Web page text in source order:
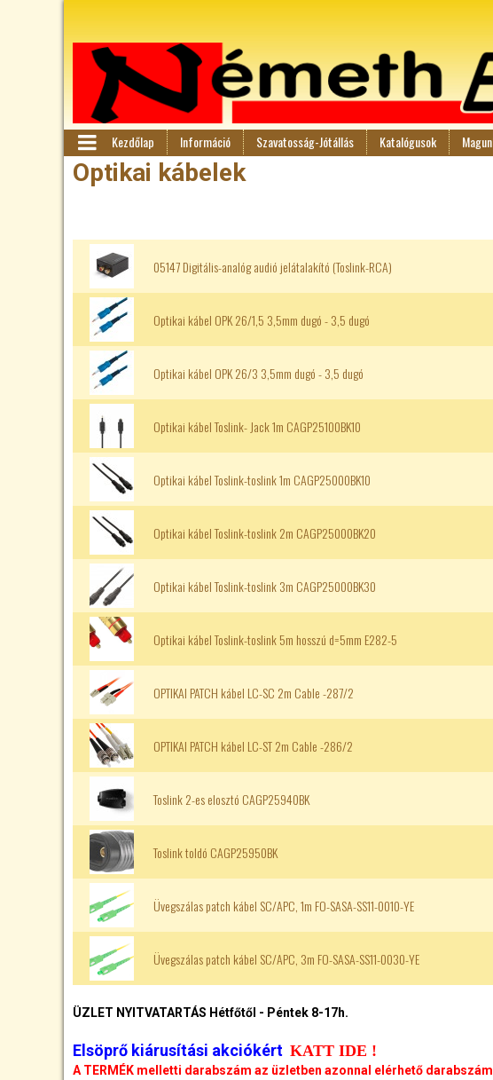
Optikai kábelek
05147 Digitális-analóg audió jelátalakító (Toslink-RCA)
Optikai kábel OPK 26/1,5 3,5mm dugó - 3,5 dugó
Optikai kábel OPK 26/3 3,5mm dugó - 3,5 dugó
Optikai kábel Toslink- Jack 1m CAGP25100BK10
Optikai kábel Toslink-toslink 1m CAGP25000BK10
Optikai kábel Toslink-toslink 2m CAGP25000BK20
Optikai kábel Toslink-toslink 3m CAGP25000BK30
Optikai kábel Toslink-toslink 5m hosszú d=5mm E282-5
OPTIKAI PATCH kábel LC-SC 2m Cable -287/2
OPTIKAI PATCH kábel LC-ST 2m Cable -286/2
Toslink 2-es elosztó CAGP25940BK
Toslink toldó CAGP25950BK
Üvegszálas patch kábel SC/APC, 1m FO-SASA-SS11-0010-YE
Üvegszálas patch kábel SC/APC, 3m FO-SASA-SS11-0030-YE
ÜZLET NYITVATARTÁS Hétfőtől - Péntek 8-17h.
Elsöprő kiárusítási akciókért KATT IDE !
A TERMÉK melletti darabszám az üzletben azonnal elérhető
M
F
m
ü
Kezdőlap Információ Szavatosság-Jótállás Katalógusok